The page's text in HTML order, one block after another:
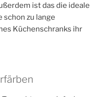
ist das die ideale
schon zu lange
Küchenschranks ihr